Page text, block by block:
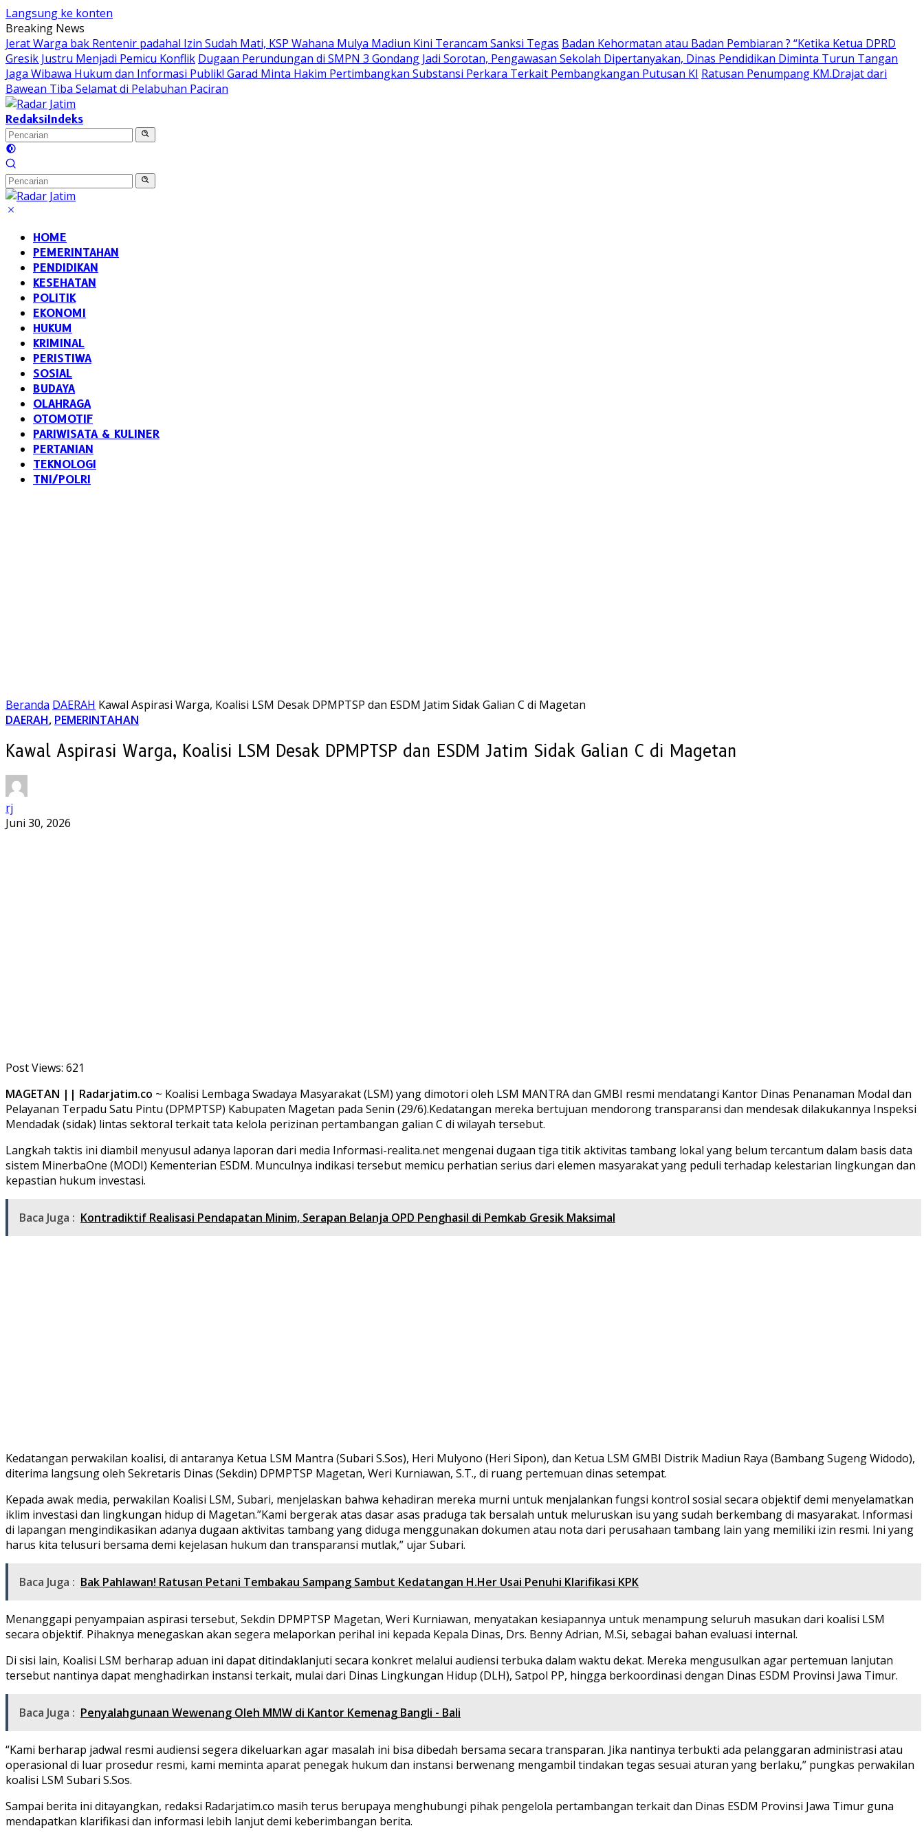
Langsung ke konten
Breaking News
Jerat Warga bak Rentenir padahal Izin Sudah Mati, KSP Wahana Mulya Madiun Kini Terancam Sanksi Tegas Badan Kehormatan atau Badan Pembiaran ? “Ketika Ketua DPRD
Gresik Justru Menjadi Pemicu Konflik Dugaan Perundungan di SMPN 3 Gondang Jadi Sorotan, Pengawasan Sekolah Dipertanyakan, Dinas Pendidikan Diminta Turun Tangan
Jaga Wibawa Hukum dan Informasi Publik! Garad Minta Hakim Pertimbangkan Substansi Perkara Terkait Pembangkangan Putusan KI Ratusan Penumpang KM.Drajat dari
Bawean Tiba Selamat di Pelabuhan Paciran
RedaksiIndeks
HOME
PEMERINTAHAN
PENDIDIKAN
KESEHATAN
POLITIK
EKONOMI
HUKUM
KRIMINAL
PERISTIWA
SOSIAL
BUDAYA
OLAHRAGA
OTOMOTIF
PARIWISATA & KULINER
PERTANIAN
TEKNOLOGI
TNI/POLRI
Beranda DAERAH Kawal Aspirasi Warga, Koalisi LSM Desak DPMPTSP dan ESDM Jatim Sidak Galian C di Magetan
DAERAH, PEMERINTAHAN
Kawal Aspirasi Warga, Koalisi LSM Desak DPMPTSP dan ESDM Jatim Sidak Galian C di Magetan
rj
Juni 30, 2026
Post Views: 621
MAGETAN || Radarjatim.co ~ Koalisi Lembaga Swadaya Masyarakat (LSM) yang dimotori oleh LSM MANTRA dan GMBI resmi mendatangi Kantor Dinas Penanaman Modal dan
Pelayanan Terpadu Satu Pintu (DPMPTSP) Kabupaten Magetan pada Senin (29/6).Kedatangan mereka bertujuan mendorong transparansi dan mendesak dilakukannya Inspeksi
Mendadak (sidak) lintas sektoral terkait tata kelola perizinan pertambangan galian C di wilayah tersebut.
Langkah taktis ini diambil menyusul adanya laporan dari media Informasi-realita.net mengenai dugaan tiga titik aktivitas tambang lokal yang belum tercantum dalam basis data
sistem MinerbaOne (MODI) Kementerian ESDM. Munculnya indikasi tersebut memicu perhatian serius dari elemen masyarakat yang peduli terhadap kelestarian lingkungan dan
kepastian hukum investasi.
Baca Juga : Kontradiktif Realisasi Pendapatan Minim, Serapan Belanja OPD Penghasil di Pemkab Gresik Maksimal
Kedatangan perwakilan koalisi, di antaranya Ketua LSM Mantra (Subari S.Sos), Heri Mulyono (Heri Sipon), dan Ketua LSM GMBI Distrik Madiun Raya (Bambang Sugeng Widodo),
diterima langsung oleh Sekretaris Dinas (Sekdin) DPMPTSP Magetan, Weri Kurniawan, S.T., di ruang pertemuan dinas setempat.
Kepada awak media, perwakilan Koalisi LSM, Subari, menjelaskan bahwa kehadiran mereka murni untuk menjalankan fungsi kontrol sosial secara objektif demi menyelamatkan
iklim investasi dan lingkungan hidup di Magetan.”Kami bergerak atas dasar asas praduga tak bersalah untuk meluruskan isu yang sudah berkembang di masyarakat. Informasi
di lapangan mengindikasikan adanya dugaan aktivitas tambang yang diduga menggunakan dokumen atau nota dari perusahaan tambang lain yang memiliki izin resmi. Ini yang
harus kita telusuri bersama demi kejelasan hukum dan transparansi mutlak,” ujar Subari.
Baca Juga : Bak Pahlawan! Ratusan Petani Tembakau Sampang Sambut Kedatangan H.Her Usai Penuhi Klarifikasi KPK
Menanggapi penyampaian aspirasi tersebut, Sekdin DPMPTSP Magetan, Weri Kurniawan, menyatakan kesiapannya untuk menampung seluruh masukan dari koalisi LSM
secara objektif. Pihaknya menegaskan akan segera melaporkan perihal ini kepada Kepala Dinas, Drs. Benny Adrian, M.Si, sebagai bahan evaluasi internal.
Di sisi lain, Koalisi LSM berharap aduan ini dapat ditindaklanjuti secara konkret melalui audiensi terbuka dalam waktu dekat. Mereka mengusulkan agar pertemuan lanjutan
tersebut nantinya dapat menghadirkan instansi terkait, mulai dari Dinas Lingkungan Hidup (DLH), Satpol PP, hingga berkoordinasi dengan Dinas ESDM Provinsi Jawa Timur.
Baca Juga : Penyalahgunaan Wewenang Oleh MMW di Kantor Kemenag Bangli - Bali
“Kami berharap jadwal resmi audiensi segera dikeluarkan agar masalah ini bisa dibedah bersama secara transparan. Jika nantinya terbukti ada pelanggaran administrasi atau
operasional di luar prosedur resmi, kami meminta aparat penegak hukum dan instansi berwenang mengambil tindakan tegas sesuai aturan yang berlaku,” pungkas perwakilan
koalisi LSM Subari S.Sos.
Sampai berita ini ditayangkan, redaksi Radarjatim.co masih terus berupaya menghubungi pihak pengelola pertambangan terkait dan Dinas ESDM Provinsi Jawa Timur guna
mendapatkan klarifikasi dan informasi lebih lanjut demi keberimbangan berita.